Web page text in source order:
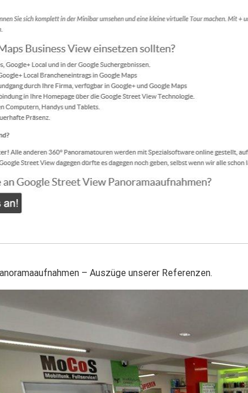
– Auszüge unserer Referenzen.